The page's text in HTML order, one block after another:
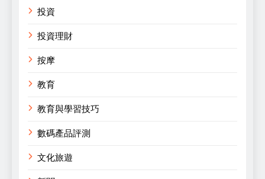
投資
投資理財
按摩
教育
教育與學習技巧
數碼產品評測
文化旅遊